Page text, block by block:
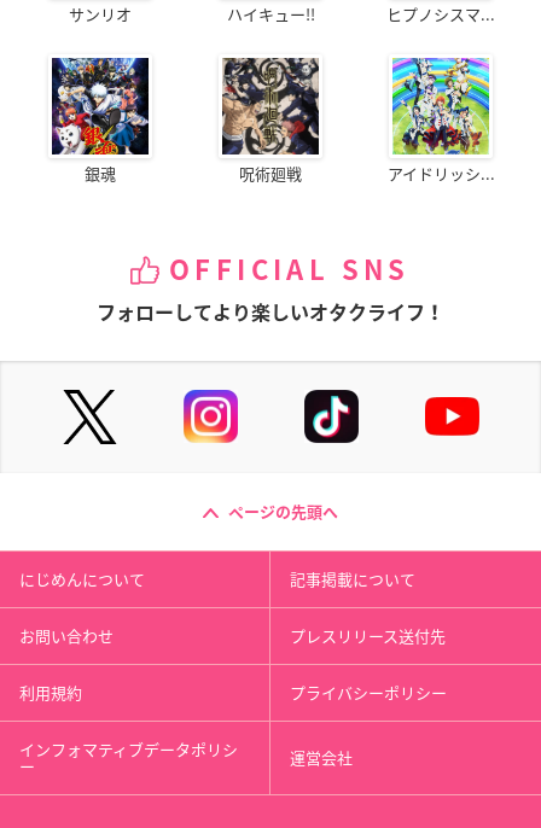
サンリオ ハイキュー!! ヒプノシスマ...
銀魂 呪術廻戦 アイドリッシ...
OFFICIAL SNS
フォローしてより楽しいオタクライフ！
ページの先頭へ
にじめんについて 記事掲載について
お問い合わせ プレスリリース送付先
利用規約 プライバシーポリシー
インフォマティブデータポリシ
ー 運営会社